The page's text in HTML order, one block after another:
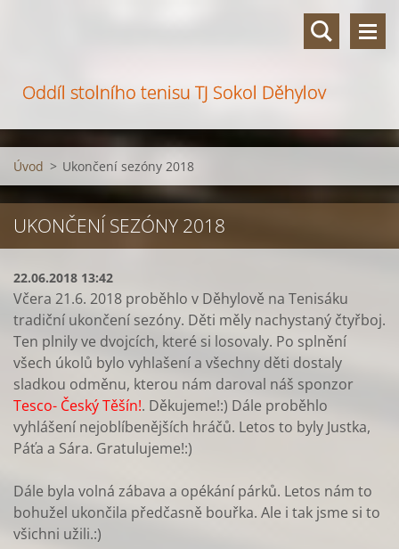
Oddíl stolního tenisu TJ Sokol Děhylov
Úvod > Ukončení sezóny 2018
UKONČENÍ SEZÓNY 2018
22.06.2018 13:42
Včera 21.6. 2018 proběhlo v Děhylově na Tenisáku
tradiční ukončení sezóny. Děti měly nachystaný čtyřboj.
Ten plnily ve dvojcích, které si losovaly. Po splnění
všech úkolů bylo vyhlašení a všechny děti dostaly
sladkou odměnu, kterou nám daroval náš sponzor
Tesco- Český Těšín!. Děkujeme!:) Dále proběhlo
vyhlášení nejoblíbenějších hráčů. Letos to byly Justka,
Páťa a Sára. Gratulujeme!:)
Dále byla volná zábava a opékání párků. Letos nám to
bohužel ukončila předčasně bouřka. Ale i tak jsme si to
všichni užili.:)